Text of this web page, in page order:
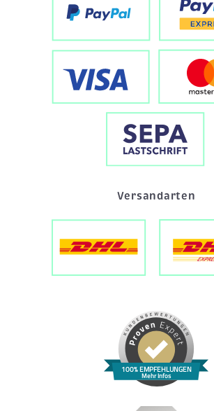
Versandarten
100% EMPFEHLUNGEN
Mehr Infos